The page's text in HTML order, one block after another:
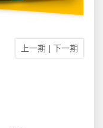
上一期 | 下一期